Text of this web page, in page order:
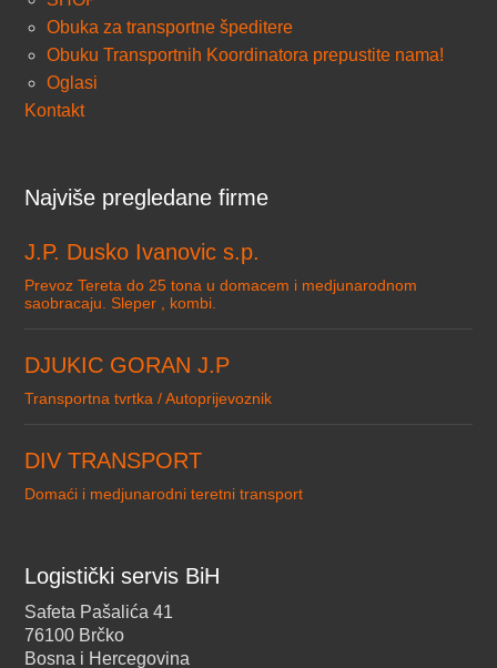
Obuka za transportne špeditere
Obuku Transportnih Koordinatora prepustite nama!
Oglasi
Kontakt
Najviše pregledane firme
J.P. Dusko Ivanovic s.p.
Prevoz Tereta do 25 tona u domacem i medjunarodnom
saobracaju. Sleper , kombi.
DJUKIC GORAN J.P
Transportna tvrtka / Autoprijevoznik
DIV TRANSPORT
Domaći i medjunarodni teretni transport
Logistički servis BiH
Safeta Pašalića 41
76100 Brčko
Bosna i Hercegovina